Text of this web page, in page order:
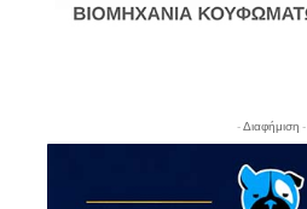
- Διαφήμιση -